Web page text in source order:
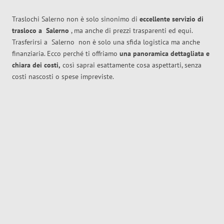
Traslochi Salerno non è solo sinonimo di eccellente servizio di
trasloco a Salerno , ma anche di prezzi trasparenti ed equi.
Trasferirsi a Salerno non è solo una sfida logistica ma anche
finanziaria. Ecco perché ti offriamo una panoramica dettagliata e
chiara dei costi, così saprai esattamente cosa aspettarti, senza
costi nascosti o spese impreviste.